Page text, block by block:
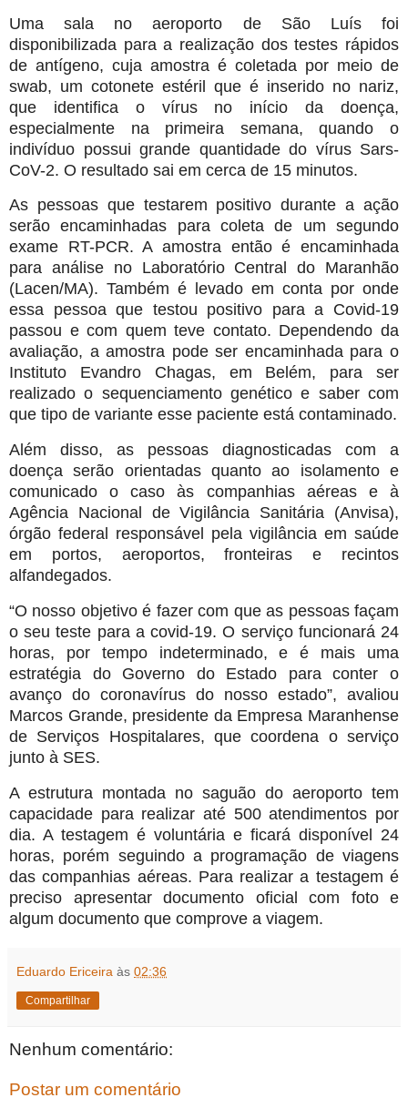
Uma sala no aeroporto de São Luís foi
disponibilizada para a realização dos testes rápidos
de antígeno, cuja amostra é coletada por meio de
swab, um cotonete estéril que é inserido no nariz,
que identifica o vírus no início da doença,
especialmente na primeira semana, quando o
indivíduo possui grande quantidade do vírus Sars-
CoV-2. O resultado sai em cerca de 15 minutos.
As pessoas que testarem positivo durante a ação
serão encaminhadas para coleta de um segundo
exame RT-PCR. A amostra então é encaminhada
para análise no Laboratório Central do Maranhão
(Lacen/MA). Também é levado em conta por onde
essa pessoa que testou positivo para a Covid-19
passou e com quem teve contato. Dependendo da
avaliação, a amostra pode ser encaminhada para o
Instituto Evandro Chagas, em Belém, para ser
realizado o sequenciamento genético e saber com
que tipo de variante esse paciente está contaminado.
Além disso, as pessoas diagnosticadas com a
doença serão orientadas quanto ao isolamento e
comunicado o caso às companhias aéreas e à
Agência Nacional de Vigilância Sanitária (Anvisa),
órgão federal responsável pela vigilância em saúde
em portos, aeroportos, fronteiras e recintos
alfandegados.
“O nosso objetivo é fazer com que as pessoas façam
o seu teste para a covid-19. O serviço funcionará 24
horas, por tempo indeterminado, e é mais uma
estratégia do Governo do Estado para conter o
avanço do coronavírus do nosso estado”, avaliou
Marcos Grande, presidente da Empresa Maranhense
de Serviços Hospitalares, que coordena o serviço
junto à SES.
A estrutura montada no saguão do aeroporto tem
capacidade para realizar até 500 atendimentos por
dia. A testagem é voluntária e ficará disponível 24
horas, porém seguindo a programação de viagens
das companhias aéreas. Para realizar a testagem é
preciso apresentar documento oficial com foto e
algum documento que comprove a viagem.
Eduardo Ericeira às 02:36
Compartilhar
Nenhum comentário:
Postar um comentário